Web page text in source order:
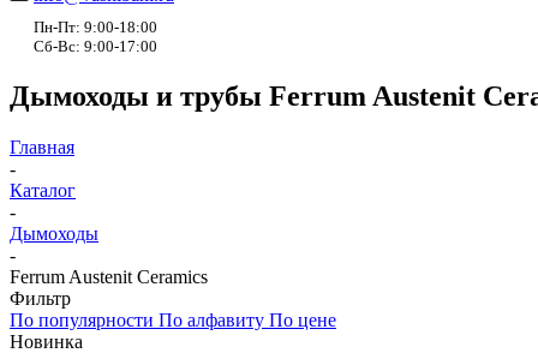
Пн-Пт: 9:00-18:00
Сб-Вс: 9:00-17:00
Дымоходы и трубы Ferrum Austenit
Главная
-
Каталог
-
Дымоходы
-
Ferrum Austenit Ceramics
Фильтр
По популярности По алфавиту По цене
Новинка